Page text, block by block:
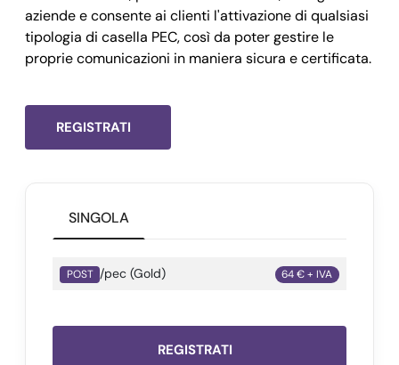
    },
    "cellulare": "",
    "uid":
"MA177987",
    "conservazione":
    "sms":
false,
    "spazio_disco":
    "stato":
"registrata",
true,
aziende e consente ai clienti l'attivazione di qualsiasi
tipologia di casella PEC, così da poter gestire le
proprie comunicazioni in maniera sicura e certificata.
REGISTRATI
SINGOLA
POST /pec (Gold) 64 € + IVA
REGISTRATI